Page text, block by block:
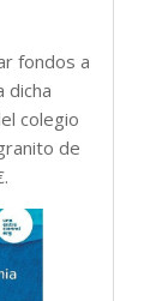
fondos a
dicha
colegio
de